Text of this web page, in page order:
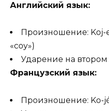
Английский язык:
Произношение: Koj-
«coy»)
Ударение на втором
Французский язык:
Произношение: Ko-